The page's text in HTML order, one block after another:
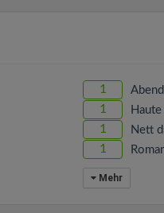
1
1
1 Nett
1
Mehr